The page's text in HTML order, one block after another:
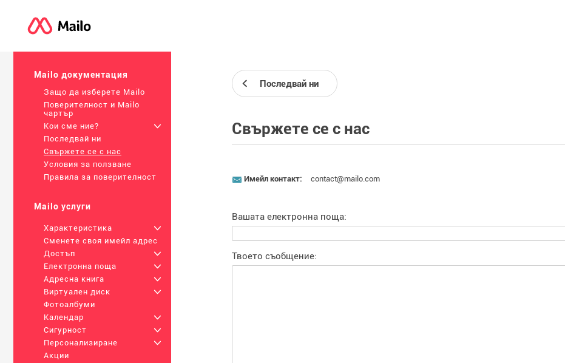
Mailo документация
Защо да изберете Mailo
Поверителност и Mailo
чартър
Кои сме ние?
+
Последвай ни
Свържете се с нас
Условия за ползване
Правила за поверителност
Mailo услуги
Характеристика
+
Сменете своя имейл адрес
Достъп
+
Електронна поща
+
Адресна книга
+
Виртуален диск
+
Фотоалбуми
Календар
+
Сигурност
+
Персонализиране
+
Акции
Последвай ни
Свържете се с нас
Имейл контакт: contact@mailo.com
Вашата електронна поща:
Твоето съобщение: